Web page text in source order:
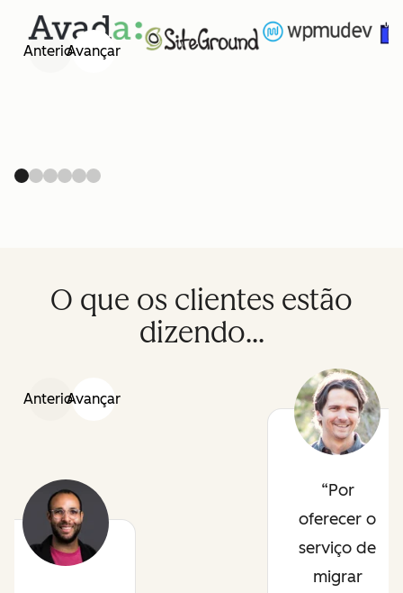
AnteriorAvançar
O que os clientes estão
dizendo...
AnteriorAvançar
Por
oferecer o
serviço de
migrar